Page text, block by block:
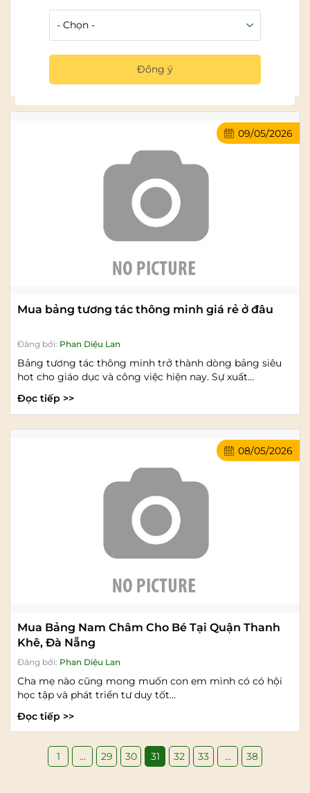
Dương
Đăng bởi:Phan Diệu Lan
áp dụng các thiết bị thông minh vào cuộc sống hàng...
Đọc tiếp >>
09/05/2026
Mua bảng tương tác thông minh giá rẻ ở đâu
Đăng bởi: Phan Diệu Lan
Bảng tương tác thông minh trở thành dòng bảng siêu
hot cho giáo dục và công việc hiện nay. Sự xuất...
Đọc tiếp >>
08/05/2026
Mua Bảng Nam Châm Cho Bé Tại Quận Thanh
Khê, Đà Nẵng
Đăng bởi: Phan Diệu Lan
Cha mẹ nào cũng mong muốn con em mình có có hội
học tập và phát triển tư duy tốt...
Đọc tiếp >>
1 ... 29 30 31 32 33 ... 38
Đồng ý